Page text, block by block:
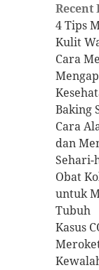
Recent
4 Tips
Kulit
Cara
Baking
Cara
dan
Sehari-
Obat
untuk
Tubuh
Kasus